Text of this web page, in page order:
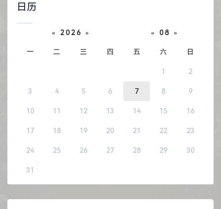
日历
« 2026 » « 08 »
一 二 三 四 五 六 日
1 2
3 4 5 6 7 8 9
10 11 12 13 14 15 16
17 18 19 20 21 22 23
24 25 26 27 28 29 30
31